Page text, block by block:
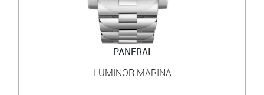
PANERAI
LUMINOR MARINA